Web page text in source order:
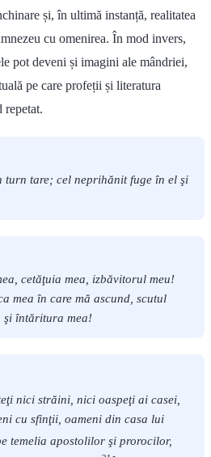
și, în ultimă instanță, realitatea
cu omenirea. În mod invers,
pot deveni și imagini ale mândriei,
pe care profeții și literatura
turn tare; cel neprihănit fuge în el şi
cetăţuia mea, izbăvitorul meu!
mea în care mă ascund, scutul
şi întăritura mea!
nici străini, nici oaspeţi ai casei,
cu sfinţii, oameni din casa lui
temelia apostolilor şi prorocilor,